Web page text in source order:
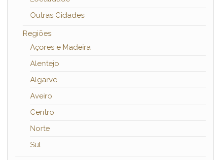
Outras Cidades
Regiões
Açores e Madeira
Alentejo
Algarve
Aveiro
Centro
Norte
Sul